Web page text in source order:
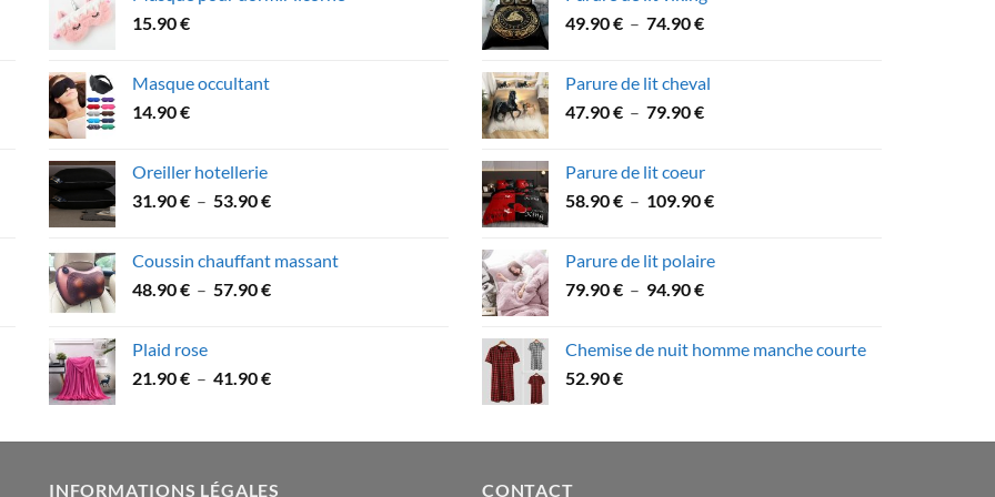
15.90€
Masque occultant
14.90€
Oreiller hotellerie
31.90€ – 53.90€Plage
31.90 €
à
Coussin chauffant massant
48.90€ – 57.90€Plage
à
Plaid rose
21.90€ – 41.90€Plage
21.90 €
à
49.90€ – 74.90€Plage
49.90 €
à
Parure de lit cheval
47.90€ – 79.90€Plage
à
Parure de lit coeur
58.90€ – 109.90€Plage
58.90 €
Parure de lit polaire
79.90€ – 94.90€Plage
79.90 €
Chemise de nuit homme manche courte
52.90€
INFORMATIONS LÉGALES CONTACT